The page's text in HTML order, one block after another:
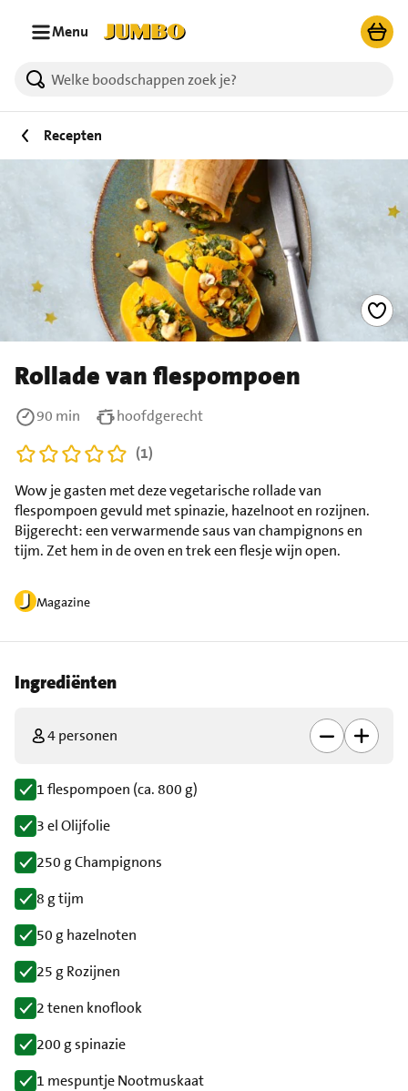
Menu
Recepten
Rollade van flespompoen
Magazine
Wow je gasten met deze vegetarische rollade van
flespompoen gevuld met spinazie, hazelnoot en rozijnen.
Bijgerecht: een verwarmende saus van champignons en
tijm. Zet hem in de oven en trek een flesje wijn open.
90 min
hoofdgerecht
(1)
Ingrediënten
4 personen
1 flespompoen (ca. 800 g)
3 el Olijfolie
250 g Champignons
8 g tijm
50 g hazelnoten
25 g Rozijnen
2 tenen knoflook
200 g spinazie
1 mespuntje Nootmuskaat